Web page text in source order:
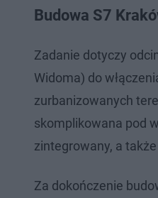
Budowa S7
Zadanie dotyczy
Widoma) do
zurbanizowanych
skomplikowana pod
zintegrowany, a
Za dokończenie